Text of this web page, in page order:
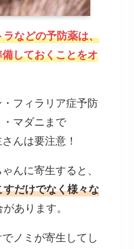
などの予防薬は、
しておくことをオ
フィラリア症予防
マダニまで
んは要注意！
んに寄生すると、
だけでなく様々な
あります。
ノミが寄生してし